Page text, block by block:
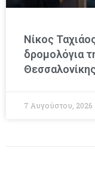
Νίκος
δρομολόγια
7 Αυγούστου, 2026